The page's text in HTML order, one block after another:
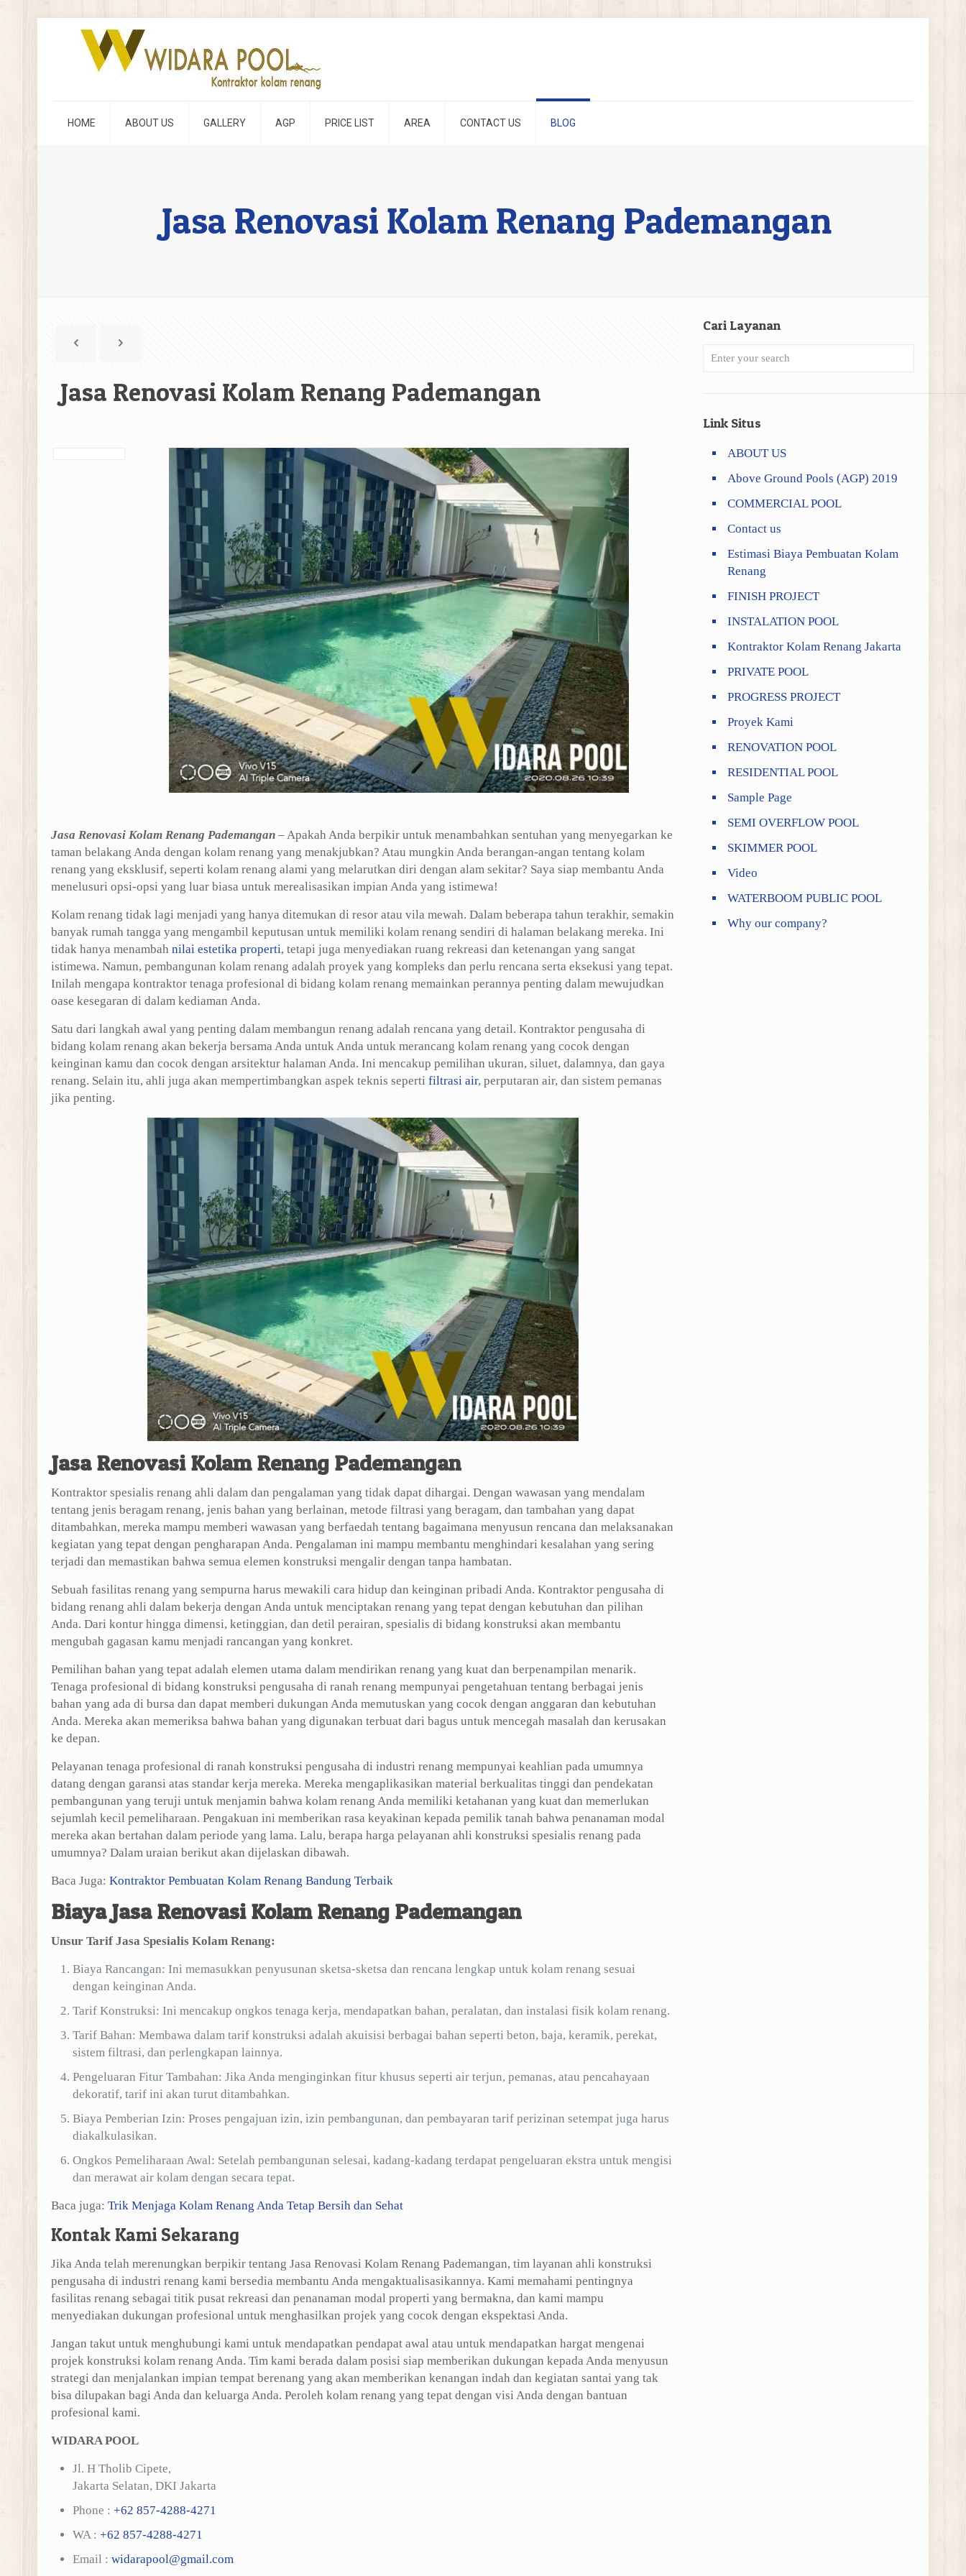
HOME ABOUT US GALLERY AGP PRICE LIST AREA CONTACT US BLOG
Jasa Renovasi Kolam Renang Pademangan
Jasa Renovasi Kolam Renang Pademangan
Jasa Renovasi Kolam Renang Pademangan– Apakah Anda berpikir untuk menambahkan sentuhan yang menyegarkan ke
taman belakang Anda dengan kolam renang yang menakjubkan? Atau mungkin Anda berangan-angan tentang kolam
renang yang eksklusif, seperti kolam renang alami yang melarutkan diri dengan alam sekitar? Saya siap membantu Anda
menelusuri opsi-opsi yang luar biasa untuk merealisasikan impian Anda yang istimewa!
Kolam renang tidak lagi menjadi yang hanya ditemukan di resor atau vila mewah. Dalam beberapa tahun terakhir, semakin
banyak rumah tangga yang mengambil keputusan untuk memiliki kolam renang sendiri di halaman belakang mereka. Ini
tidak hanya menambah nilai estetika properti, tetapi juga menyediakan ruang rekreasi dan ketenangan yang sangat
istimewa. Namun, pembangunan kolam renang adalah proyek yang kompleks dan perlu rencana serta eksekusi yang tepat.
Inilah mengapa kontraktor tenaga profesional di bidang kolam renang memainkan perannya penting dalam mewujudkan
oase kesegaran di dalam kediaman Anda.
Satu dari langkah awal yang penting dalam membangun renang adalah rencana yang detail. Kontraktor pengusaha di
bidang kolam renang akan bekerja bersama Anda untuk Anda untuk merancang kolam renang yang cocok dengan
keinginan kamu dan cocok dengan arsitektur halaman Anda. Ini mencakup pemilihan ukuran, siluet, dalamnya, dan gaya
renang. Selain itu, ahli juga akan mempertimbangkan aspek teknis seperti filtrasi air, perputaran air, dan sistem pemanas
jika penting.
Jasa Renovasi Kolam Renang Pademangan
Kontraktor spesialis renang ahli dalam dan pengalaman yang tidak dapat dihargai. Dengan wawasan yang mendalam
tentang jenis beragam renang, jenis bahan yang berlainan, metode filtrasi yang beragam, dan tambahan yang dapat
ditambahkan, mereka mampu memberi wawasan yang berfaedah tentang bagaimana menyusun rencana dan melaksanakan
kegiatan yang tepat dengan pengharapan Anda. Pengalaman ini mampu membantu menghindari kesalahan yang sering
terjadi dan memastikan bahwa semua elemen konstruksi mengalir dengan tanpa hambatan.
Sebuah fasilitas renang yang sempurna harus mewakili cara hidup dan keinginan pribadi Anda. Kontraktor pengusaha di
bidang renang ahli dalam bekerja dengan Anda untuk menciptakan renang yang tepat dengan kebutuhan dan pilihan
Anda. Dari kontur hingga dimensi, ketinggian, dan detil perairan, spesialis di bidang konstruksi akan membantu
mengubah gagasan kamu menjadi rancangan yang konkret.
Pemilihan bahan yang tepat adalah elemen utama dalam mendirikan renang yang kuat dan berpenampilan menarik.
Tenaga profesional di bidang konstruksi pengusaha di ranah renang mempunyai pengetahuan tentang berbagai jenis
bahan yang ada di bursa dan dapat memberi dukungan Anda memutuskan yang cocok dengan anggaran dan kebutuhan
Anda. Mereka akan memeriksa bahwa bahan yang digunakan terbuat dari bagus untuk mencegah masalah dan kerusakan
ke depan.
Pelayanan tenaga profesional di ranah konstruksi pengusaha di industri renang mempunyai keahlian pada umumnya
datang dengan garansi atas standar kerja mereka. Mereka mengaplikasikan material berkualitas tinggi dan pendekatan
pembangunan yang teruji untuk menjamin bahwa kolam renang Anda memiliki ketahanan yang kuat dan memerlukan
sejumlah kecil pemeliharaan. Pengakuan ini memberikan rasa keyakinan kepada pemilik tanah bahwa penanaman modal
mereka akan bertahan dalam periode yang lama. Lalu, berapa harga pelayanan ahli konstruksi spesialis renang pada
umumnya? Dalam uraian berikut akan dijelaskan dibawah.
Baca Juga: Kontraktor Pembuatan Kolam Renang Bandung Terbaik
Biaya Jasa Renovasi Kolam Renang Pademangan
Unsur Tarif Jasa Spesialis Kolam Renang:
Biaya Rancangan: Ini memasukkan penyusunan sketsa-sketsa dan rencana lengkap untuk kolam renang sesuai
dengan keinginan Anda.
Tarif Konstruksi: Ini mencakup ongkos tenaga kerja, mendapatkan bahan, peralatan, dan instalasi fisik kolam renang.
Tarif Bahan: Membawa dalam tarif konstruksi adalah akuisisi berbagai bahan seperti beton, baja, keramik, perekat,
sistem filtrasi, dan perlengkapan lainnya.
Pengeluaran Fitur Tambahan: Jika Anda menginginkan fitur khusus seperti air terjun, pemanas, atau pencahayaan
dekoratif, tarif ini akan turut ditambahkan.
Biaya Pemberian Izin: Proses pengajuan izin, izin pembangunan, dan pembayaran tarif perizinan setempat juga harus
diakalkulasikan.
Ongkos Pemeliharaan Awal: Setelah pembangunan selesai, kadang-kadang terdapat pengeluaran ekstra untuk mengisi
dan merawat air kolam dengan secara tepat.
Baca juga: Trik Menjaga Kolam Renang Anda Tetap Bersih dan Sehat
Kontak Kami Sekarang
Jika Anda telah merenungkan berpikir tentang Jasa Renovasi Kolam Renang Pademangan, tim layanan ahli konstruksi
pengusaha di industri renang kami bersedia membantu Anda mengaktualisasikannya. Kami memahami pentingnya
fasilitas renang sebagai titik pusat rekreasi dan penanaman modal properti yang bermakna, dan kami mampu
menyediakan dukungan profesional untuk menghasilkan projek yang cocok dengan ekspektasi Anda.
Jangan takut untuk menghubungi kami untuk mendapatkan pendapat awal atau untuk mendapatkan hargat mengenai
projek konstruksi kolam renang Anda. Tim kami berada dalam posisi siap memberikan dukungan kepada Anda menyusun
strategi dan menjalankan impian tempat berenang yang akan memberikan kenangan indah dan kegiatan santai yang tak
bisa dilupakan bagi Anda dan keluarga Anda. Peroleh kolam renang yang tepat dengan visi Anda dengan bantuan
profesional kami.
WIDARA POOL
Jl. H Tholib Cipete,
Jakarta Selatan, DKI Jakarta
Phone : +62 857-4288-4271
WA : +62 857-4288-4271
Email : widarapool@gmail.com
Cari Layanan
Link Situs
ABOUT US
Above Ground Pools (AGP) 2019
COMMERCIAL POOL
Contact us
Estimasi Biaya Pembuatan Kolam
Renang
FINISH PROJECT
INSTALATION POOL
Kontraktor Kolam Renang Jakarta
PRIVATE POOL
PROGRESS PROJECT
Proyek Kami
RENOVATION POOL
RESIDENTIAL POOL
Sample Page
SEMI OVERFLOW POOL
SKIMMER POOL
Video
WATERBOOM PUBLIC POOL
Why our company?